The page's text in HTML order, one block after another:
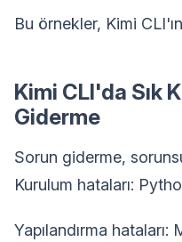
Bu örnekler, Kimi
Kimi CLI'da Sık
Giderme
Sorun giderme,
Kurulum hataları:
Yapılandırma